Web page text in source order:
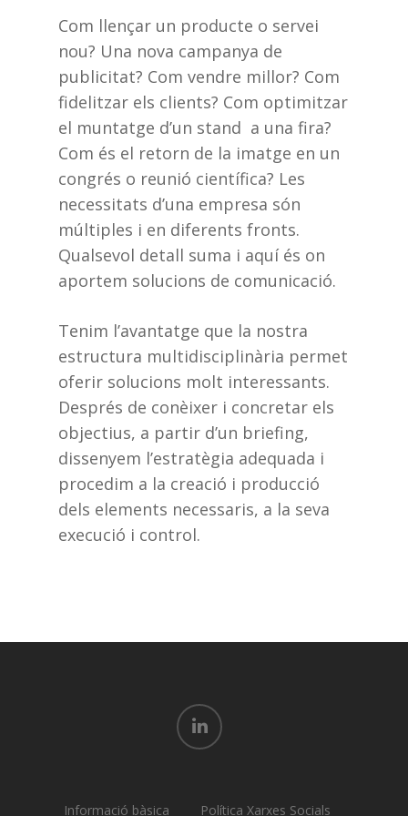
Com llençar un producte o servei
nou? Una nova campanya de
publicitat? Com vendre millor? Com
fidelitzar els clients? Com optimitzar
el muntatge d’un stand a una fira?
Com és el retorn de la imatge en un
congrés o reunió científica? Les
necessitats d’una empresa són
múltiples i en diferents fronts.
Qualsevol detall suma i aquí és on
aportem solucions de comunicació.
Tenim l’avantatge que la nostra
estructura multidisciplinària permet
oferir solucions molt interessants.
Després de conèixer i concretar els
objectius, a partir d’un briefing,
dissenyem l’estratègia adequada i
procedim a la creació i producció
dels elements necessaris, a la seva
execució i control.
linkedin
Informació bàsica Política Xarxes Socials